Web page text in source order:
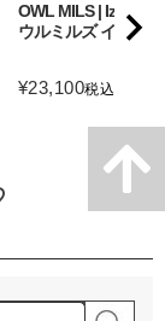
OWL MILS | Izanagi
ウルミルズ イザナギ
¥23,100税込